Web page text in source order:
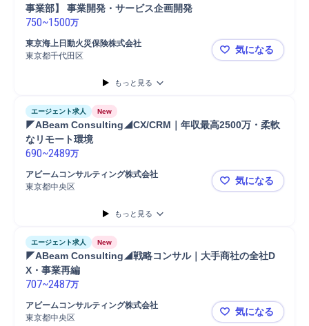
事業部】 事業開発・サービス企画開発
750~1500万
東京海上日動火災保険株式会社
東京都千代田区
【東京海上
気になる
もっと見る
エージェント求人 New
◤ABeam Consulting◢CX/CRM｜年収最高2500万・柔軟
なリモート環境
690~2489万
アビームコンサルティング株式会社
東京都中央区
◤ABeam
気になる
もっと見る
エージェント求人 New
◤ABeam Consulting◢戦略コンサル｜大手商社の全社D
X・事業再編
707~2487万
アビームコンサルティング株式会社
東京都中央区
◤ABeam
気になる